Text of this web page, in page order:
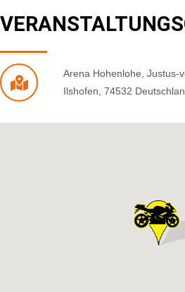
Arena Hohenlohe, Justus-
Ilshofen, 74532